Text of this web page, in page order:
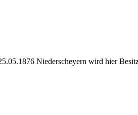
Niederscheyern wird hier